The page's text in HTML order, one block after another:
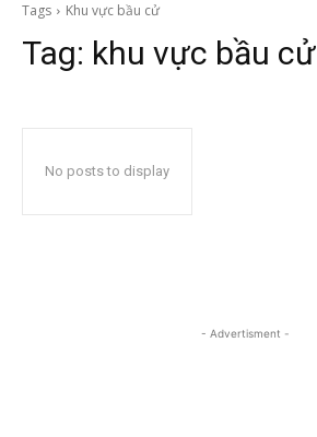
Tags Khu vực bầu cử
Tag: khu vực bầu cử
No posts to display
- Advertisment -